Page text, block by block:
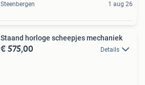
Steenbergen 1 aug 26
Staand horloge scheepjes mechaniek
€ 575,00 Details